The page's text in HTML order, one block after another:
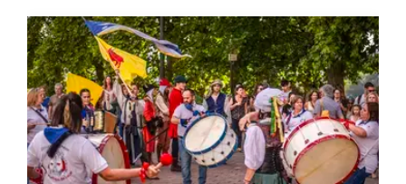
u
t
r
e
s